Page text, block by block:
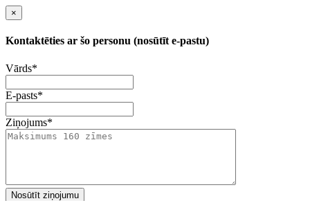
×
Kontaktēties ar šo personu (nosūtīt e-pastu)
Vārds*
E-pasts*
Ziņojums*
Nosūtīt ziņojumu